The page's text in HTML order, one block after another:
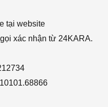
tại website
xác nhận từ 24KARA.